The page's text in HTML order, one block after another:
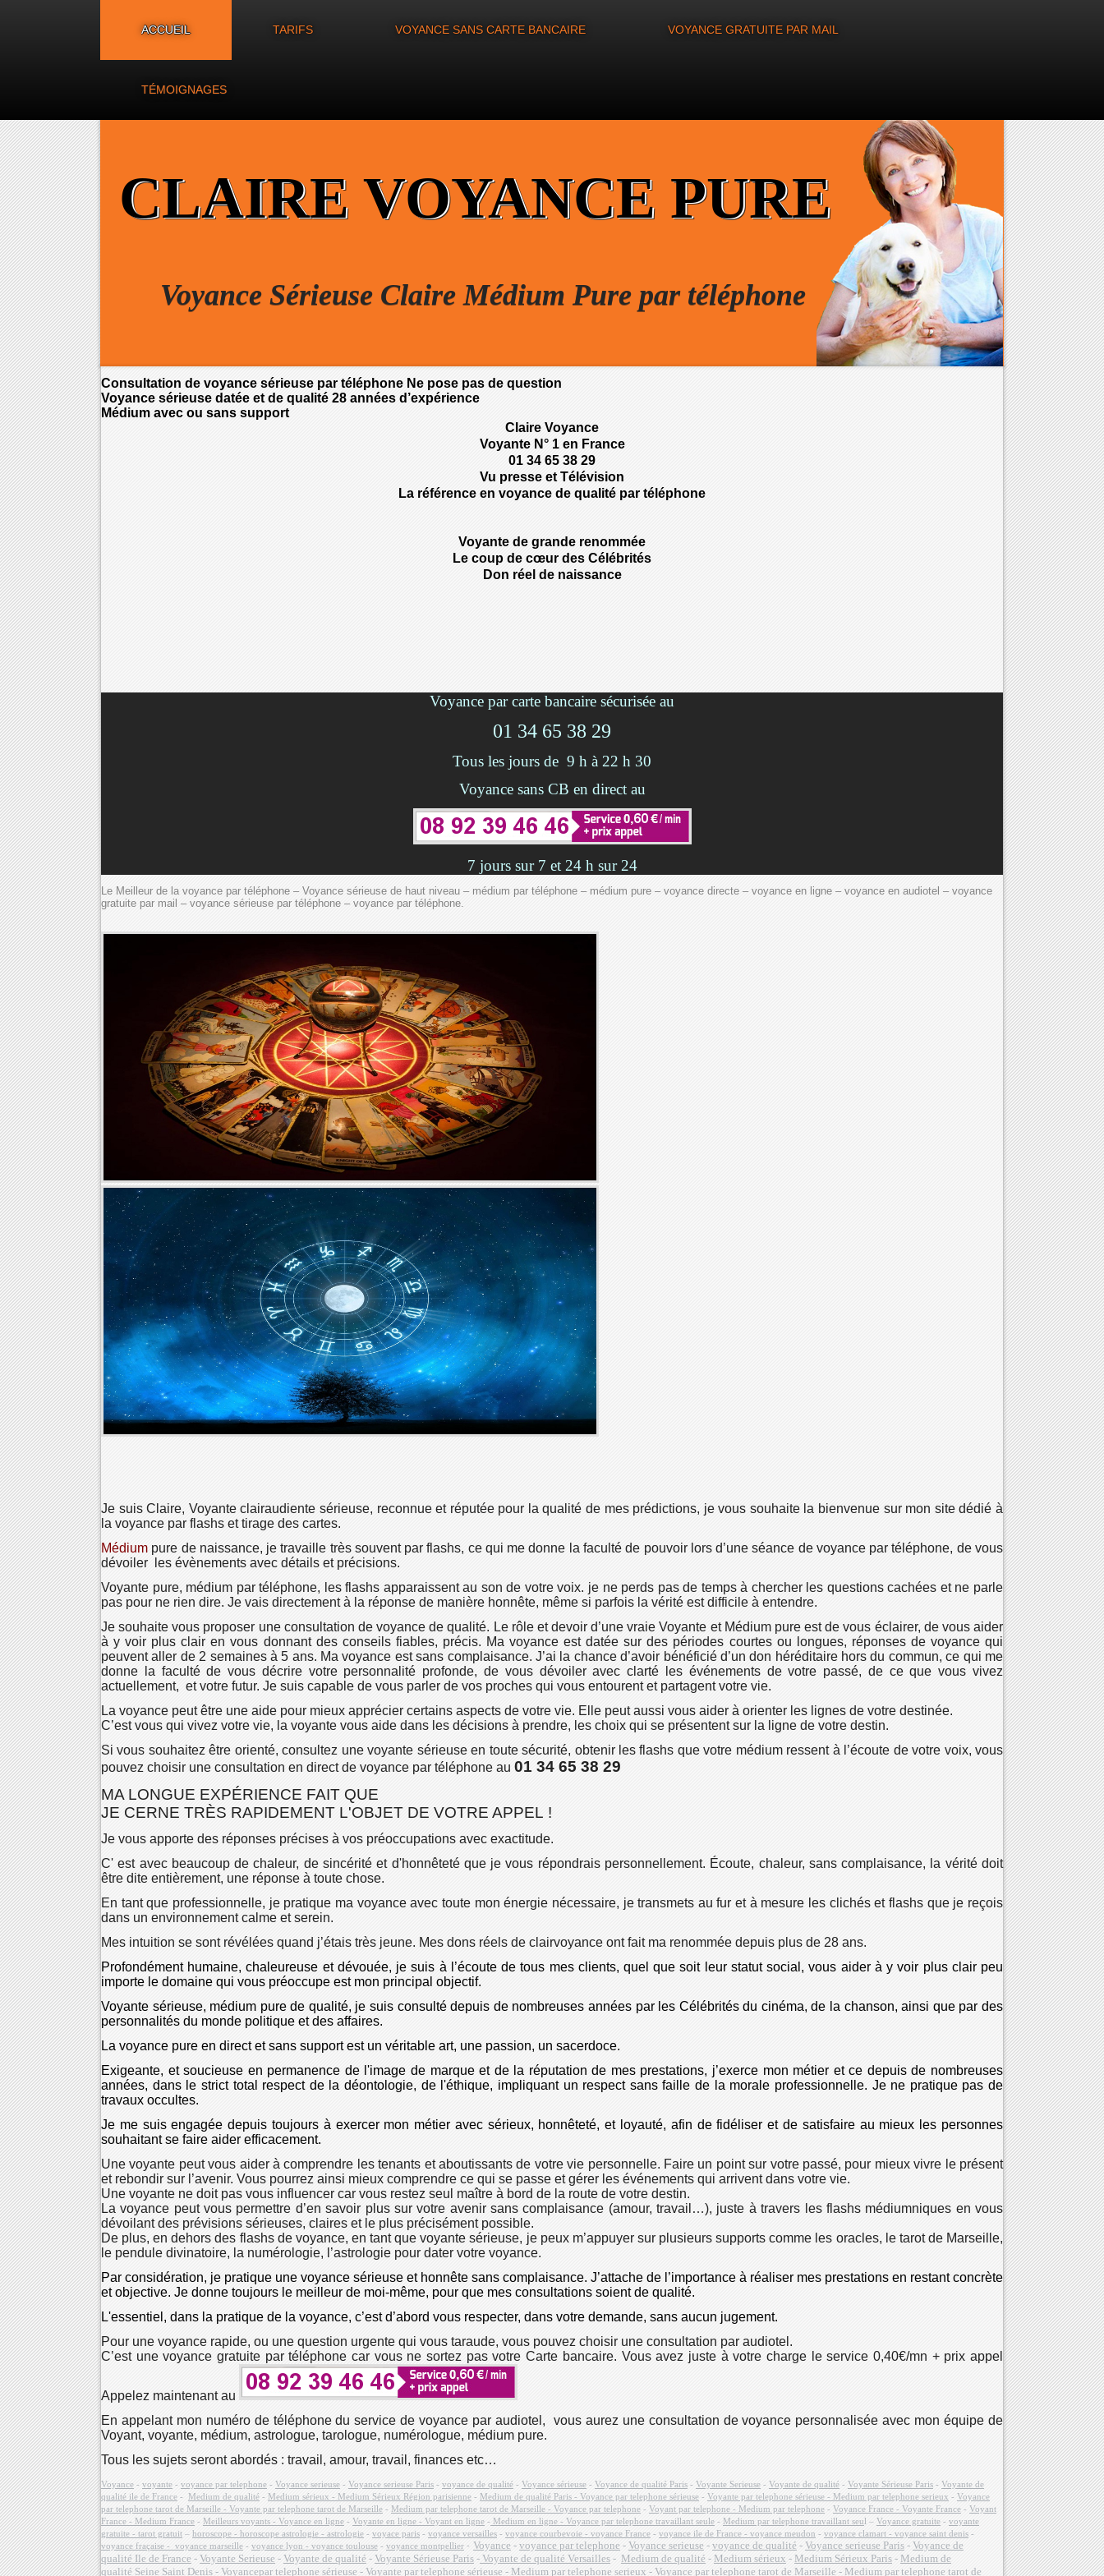
ACCUEIL TARIFS VOYANCE SANS CARTE BANCAIRE VOYANCE GRATUITE PAR MAIL
TÉMOIGNAGES
CLAIRE VOYANCE PURE
Voyance Sérieuse Claire Médium Pure par téléphone
Consultation de voyance sérieuse par téléphone Ne pose pas de question
Voyance sérieuse datée et de qualité 28 années d’expérience
Médium avec ou sans support
Claire Voyance
Voyante N° 1 en France
01 34 65 38 29
Vu presse et Télévision
La référence en voyance de qualité par téléphone
Voyante de grande renommée
Le coup de cœur des Célébrités
Don réel de naissance
Voyance par carte bancaire sécurisée au
01 34 65 38 29
Tous les jours de 9 h à 22 h 30
Voyance sans CB en direct au
7 jours sur 7 et 24 h sur 24
Le Meilleur de la voyance par téléphone – Voyance sérieuse de haut niveau – médium par téléphone – médium pure – voyance directe – voyance en ligne – voyance en audiotel – voyance
gratuite par mail – voyance sérieuse par téléphone – voyance par téléphone.
Je suis Claire, Voyante clairaudiente sérieuse, reconnue et réputée pour la qualité de mes prédictions, je vous souhaite la bienvenue sur mon site dédié à
la voyance par flashs et tirage des cartes.
Médium pure de naissance, je travaille très souvent par flashs, ce qui me donne la faculté de pouvoir lors d’une séance de voyance par téléphone, de vous
dévoiler les évènements avec détails et précisions.
Voyante pure, médium par téléphone, les flashs apparaissent au son de votre voix. je ne perds pas de temps à chercher les questions cachées et ne parle
pas pour ne rien dire. Je vais directement à la réponse de manière honnête, même si parfois la vérité est difficile à entendre.
Je souhaite vous proposer une consultation de voyance de qualité. Le rôle et devoir d’une vraie Voyante et Médium pure est de vous éclairer, de vous aider
à y voir plus clair en vous donnant des conseils fiables, précis. Ma voyance est datée sur des périodes courtes ou longues, réponses de voyance qui
peuvent aller de 2 semaines à 5 ans. Ma voyance est sans complaisance. J’ai la chance d’avoir bénéficié d’un don héréditaire hors du commun, ce qui me
donne la faculté de vous décrire votre personnalité profonde, de vous dévoiler avec clarté les événements de votre passé, de ce que vous vivez
actuellement, et votre futur. Je suis capable de vous parler de vos proches qui vous entourent et partagent votre vie.
La voyance peut être une aide pour mieux apprécier certains aspects de votre vie. Elle peut aussi vous aider à orienter les lignes de votre destinée.
C’est vous qui vivez votre vie, la voyante vous aide dans les décisions à prendre, les choix qui se présentent sur la ligne de votre destin.
Si vous souhaitez être orienté, consultez une voyante sérieuse en toute sécurité, obtenir les flashs que votre médium ressent à l’écoute de votre voix, vous
pouvez choisir une consultation en direct de voyance par téléphone au 01 34 65 38 29
MA LONGUE EXPÉRIENCE FAIT QUE
JE CERNE TRÈS RAPIDEMENT L'OBJET DE VOTRE APPEL !
Je vous apporte des réponses précises à vos préoccupations avec exactitude.
C' est avec beaucoup de chaleur, de sincérité et d'honnêteté que je vous répondrais personnellement. Écoute, chaleur, sans complaisance, la vérité doit
être dite entièrement, une réponse à toute chose.
En tant que professionnelle, je pratique ma voyance avec toute mon énergie nécessaire, je transmets au fur et à mesure les clichés et flashs que je reçois
dans un environnement calme et serein.
Mes intuition se sont révélées quand j’étais très jeune. Mes dons réels de clairvoyance ont fait ma renommée depuis plus de 28 ans.
Profondément humaine, chaleureuse et dévouée, je suis à l’écoute de tous mes clients, quel que soit leur statut social, vous aider à y voir plus clair peu
importe le domaine qui vous préoccupe est mon principal objectif.
Voyante sérieuse, médium pure de qualité, je suis consulté depuis de nombreuses années par les Célébrités du cinéma, de la chanson, ainsi que par des
personnalités du monde politique et des affaires.
La voyance pure en direct et sans support est un véritable art, une passion, un sacerdoce.
Exigeante, et soucieuse en permanence de l'image de marque et de la réputation de mes prestations, j’exerce mon métier et ce depuis de nombreuses
années, dans le strict total respect de la déontologie, de l'éthique, impliquant un respect sans faille de la morale professionnelle. Je ne pratique pas de
travaux occultes.
Je me suis engagée depuis toujours à exercer mon métier avec sérieux, honnêteté, et loyauté, afin de fidéliser et de satisfaire au mieux les personnes
souhaitant se faire aider efficacement.
Une voyante peut vous aider à comprendre les tenants et aboutissants de votre vie personnelle. Faire un point sur votre passé, pour mieux vivre le présent
et rebondir sur l’avenir. Vous pourrez ainsi mieux comprendre ce qui se passe et gérer les événements qui arrivent dans votre vie.
Une voyante ne doit pas vous influencer car vous restez seul maître à bord de la route de votre destin.
La voyance peut vous permettre d’en savoir plus sur votre avenir sans complaisance (amour, travail…), juste à travers les flashs médiumniques en vous
dévoilant des prévisions sérieuses, claires et le plus précisément possible.
De plus, en dehors des flashs de voyance, en tant que voyante sérieuse, je peux m’appuyer sur plusieurs supports comme les oracles, le tarot de Marseille,
le pendule divinatoire, la numérologie, l’astrologie pour dater votre voyance.
Par considération, je pratique une voyance sérieuse et honnête sans complaisance. J’attache de l’importance à réaliser mes prestations en restant concrète
et objective. Je donne toujours le meilleur de moi-même, pour que mes consultations soient de qualité.
L'essentiel, dans la pratique de la voyance, c’est d’abord vous respecter, dans votre demande, sans aucun jugement.
Pour une voyance rapide, ou une question urgente qui vous taraude, vous pouvez choisir une consultation par audiotel.
C’est une voyance gratuite par téléphone car vous ne sortez pas votre Carte bancaire. Vous avez juste à votre charge le service 0,40€/mn + prix appel
Appelez maintenant au
En appelant mon numéro de téléphone du service de voyance par audiotel, vous aurez une consultation de voyance personnalisée avec mon équipe de
Voyant, voyante, médium, astrologue, tarologue, numérologue, médium pure.
Tous les sujets seront abordés : travail, amour, travail, finances etc…
Voyance - voyante - voyance par telephone - Voyance serieuse - Voyance serieuse Paris - voyance de qualité - Voyance sérieuse - Voyance de qualité Paris - Voyante Serieuse - Voyante de qualité - Voyante Sérieuse Paris - Voyante de
qualité ile de France - Medium de qualité - Medium sérieux - Medium Sérieux Région parisienne - Medium de qualité Paris - Voyance par telephone sérieuse - Voyante par telephone sérieuse - Medium par telephone serieux - Voyance
par telephone tarot de Marseille - Voyante par telephone tarot de Marseille - Medium par telephone tarot de Marseille - Voyance par telephone - Voyant par telephone - Medium par telephone - Voyance France - Voyante France - Voyant
France - Medium France - Meilleurs voyants - Voyance en ligne - Voyante en ligne - Voyant en ligne - Medium en ligne - Voyance par telephone travaillant seule - Medium par telephone travaillant seul – Voyance gratuite - voyante
gratuite - tarot gratuit – horoscope - horoscope astrologie - astrologie - voyace paris - voyance versailles - voyance courbevoie - voyance France - voyance ile de France - voyance meudon - voyance clamart - voyance saint denis -
voyance fraçaise - voyance marseille - voyance lyon - voyance toulouse - voyance montpellier - Voyance - voyance par telephone - Voyance serieuse - voyance de qualité - Voyance serieuse Paris - Voyance de
qualité Ile de France - Voyante Serieuse - Voyante de qualité - Voyante Sérieuse Paris - Voyante de qualité Versailles - Medium de qualité - Medium sérieux - Medium Sérieux Paris - Medium de
qualité Seine Saint Denis - Voyancepar telephone sérieuse - Voyante par telephone sérieuse - Medium par telephone serieux - Voyance par telephone tarot de Marseille - Medium par telephone tarot de